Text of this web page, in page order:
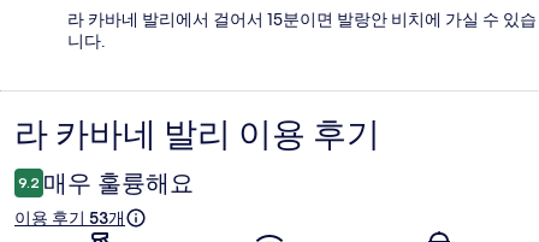
라 카바네 발리에서 걸어서 15분이면 발랑안 비치에 가실 수 있습
니다.
이
용
후
라 카바네 발리 이용 후기
9.2 매우 훌륭해요
이용 후기 53개